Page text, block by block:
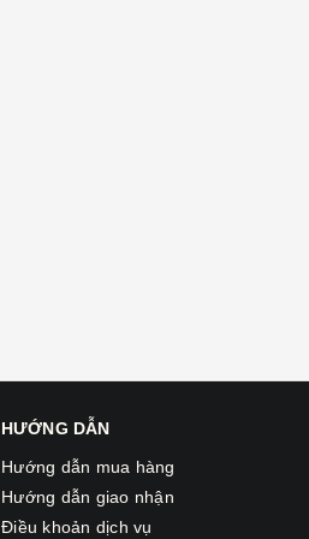
HƯỚNG DẪN
Hướng dẫn mua hàng
Hướng dẫn giao nhận
Điều khoản dịch vụ